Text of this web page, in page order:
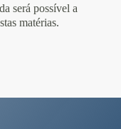
será possível a
matérias.